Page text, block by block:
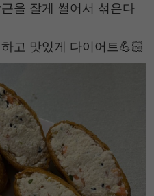
을 잘게 썰어서 섞은다
고 맛있게 다이어트💪🏻